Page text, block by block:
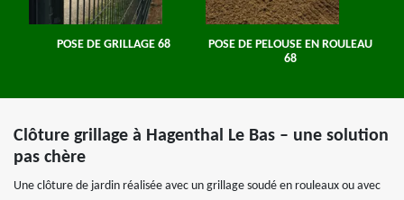
POSE DE GRILLAGE 68
POSE DE PELOUSE EN ROULEAU
68
Clôture grillage à Hagenthal Le Bas – une solution
pas chère
Une clôture de jardin réalisée avec un grillage soudé en rouleaux ou avec